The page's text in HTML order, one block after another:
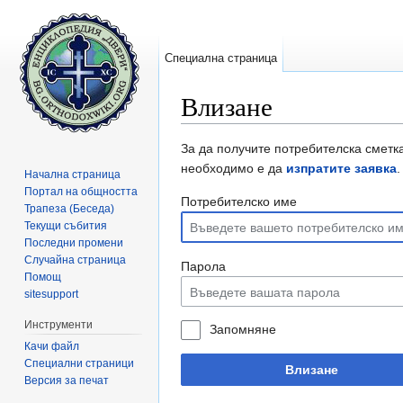
Влизане
За да получите потребителска
необходимо е да изпратите заявка.
Потребителско име
Парола
Запомняне
Влизане
Специална страница
Начална страница
Портал на общността
Трапеза (Беседа)
Текущи събития
Последни промени
Случайна страница
Помощ
sitesupport
Инструменти
Качи файл
Специални страници
Версия за печат